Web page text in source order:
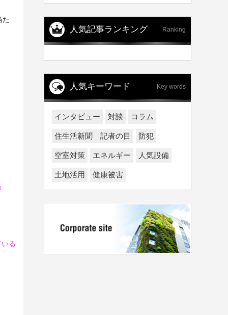
た
る
人気記事ランキング Ranking
人気キーワード Key words
インタビュー 対談 コラム
住生活新聞 記者の目 防犯
空室対策 エネルギー 人気設備
土地活用 健康被害